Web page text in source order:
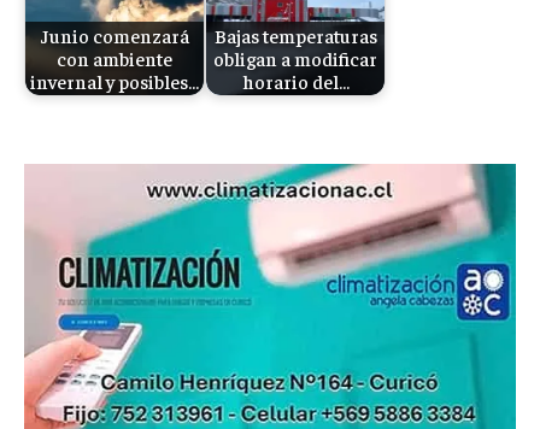
Junio comenzará
con ambiente
invernal y posibles…
Bajas temperaturas
obligan a modificar
horario del…